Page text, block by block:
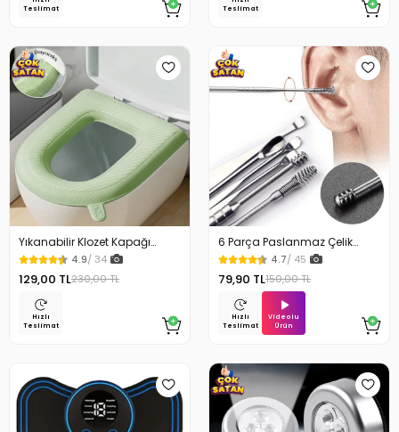
Teslimat
Teslimat
Yıkanabilir Klozet Kapağı
Süngeri Su Geçirmez
4.9/ 34
129,00 TL230,00 TL
Hızlı
Teslimat
6 Parça Paslanmaz Çelik
Kulak Temizleme Seti
4.7/ 45
79,90 TL150,00 TL
Hızlı
Teslimat
Videolu
Ürün